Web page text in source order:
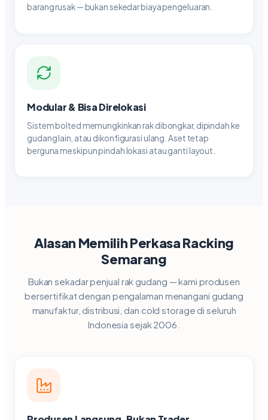
barang rusak — bukan sekedar biaya pengeluaran.
Modular & Bisa Direlokasi
Sistem bolted memungkinkan rak dibongkar, dipindah ke
gudang lain, atau dikonfigurasi ulang. Aset tetap
berguna meskipun pindah lokasi atau ganti layout.
Alasan Memilih Perkasa Racking
Semarang
Bukan sekadar penjual rak gudang — kami produsen
bersertifikat dengan pengalaman menangani gudang
manufaktur, distribusi, dan cold storage di seluruh
Indonesia sejak 2006.